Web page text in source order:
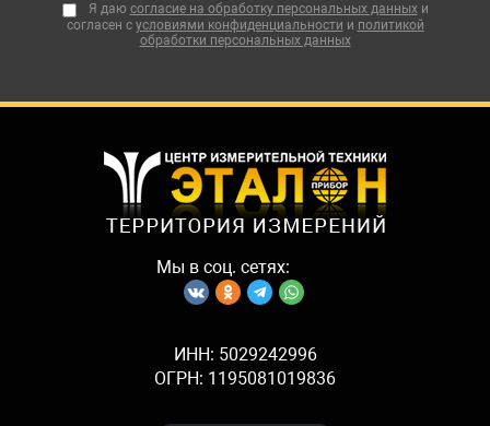
Я даю согласие на обработку персональных данныхи
согласен с условиями конфиденциальности и политикой
обработки персональных данных
Мы в соц. сетях:
ИНН: 5029242996
ОГРН: 1195081019836